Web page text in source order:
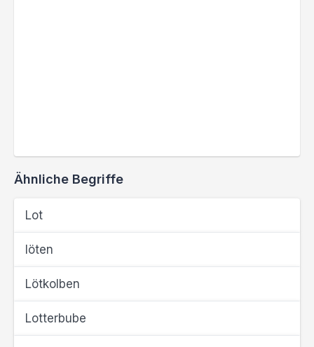
Ähnliche Begriffe
Lot
löten
Lötkolben
Lotterbube